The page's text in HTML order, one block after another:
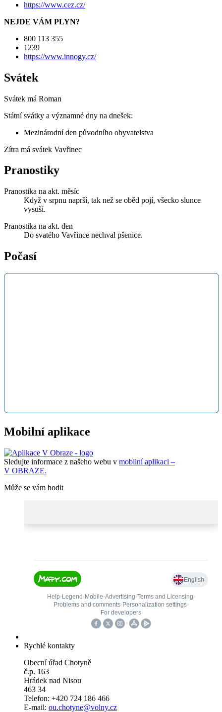
https://www.cez.cz/
NEJDE VÁM PLYN?
800 113 355
1239
https://www.innogy.cz/
Svátek
Svátek má Roman
Státní svátky a významné dny na dnešek:
Mezinárodní den původního obyvatelstva
Zítra má svátek Vavřinec
Pranostiky
Pranostika na akt. měsíc
Když v srpnu naprší, tak než se oběd pojí, všecko slunce
vysuší.
Pranostika na akt. den
Do svatého Vavřince nechval pšenice.
Počasí
Mobilní aplikace
Sledujte informace z našeho webu v mobilní aplikaci –
V OBRAZE.
Může se vám hodit
Rychlé kontakty
Obecní úřad Chotyně
č.p. 163
Hrádek nad Nisou
463 34
Telefon: +420 724 186 466
E-mail: ou.chotyne@volny.cz